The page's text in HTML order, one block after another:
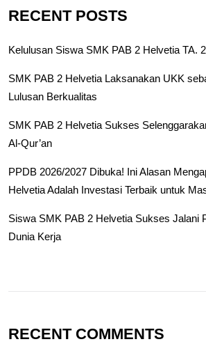
RECENT POSTS
Kelulusan Siswa SMK PAB 2 Helvetia TA.
SMK PAB 2 Helvetia Laksanakan UKK
Lulusan Berkualitas
SMK PAB 2 Helvetia Sukses
Al-Qur’an
PPDB 2026/2027 Dibuka! Ini Alasan
Helvetia Adalah Investasi Terbaik untuk
Siswa SMK PAB 2 Helvetia Sukses Jalani
Dunia Kerja
RECENT COMMENTS